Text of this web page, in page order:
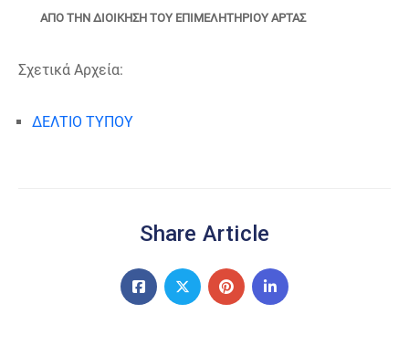
ΑΠΟ ΤΗΝ ΔΙΟΙΚΗΣΗ ΤΟΥ ΕΠΙΜΕΛΗΤΗΡΙΟΥ ΑΡΤΑΣ
Σχετικά Αρχεία:
ΔΕΛΤΙΟ ΤΥΠΟΥ
Share Article